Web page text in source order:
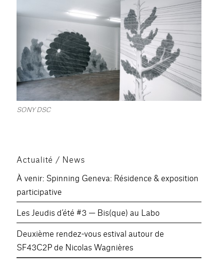
SONY DSC
Actualité / News
À venir: Spinning Geneva: Résidence & exposition
participative
Les Jeudis d’été #3 — Bis(que) au Labo
Deuxième rendez-vous estival autour de
SF43C2P de Nicolas Wagnières